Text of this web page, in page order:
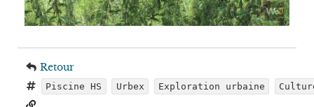
Retour
Piscine HS Urbex Exploration urbaine